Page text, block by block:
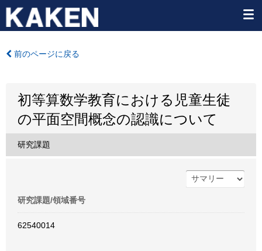
前のページに戻る
初等算数学教育における児童生徒
の平面空間概念の認識について
研究課題
研究課題/領域番号
62540014